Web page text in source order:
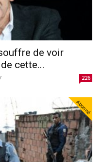
de voir
cette...
226
Abonné